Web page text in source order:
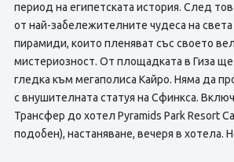
период на египетската история. След
от най-забележителните чудеса на света
пирамиди, които пленяват със своето
мистериозност. От площадката в Гиза
гледка към мегаполиса Кайро. Няма да
с внушителната статуя на Сфинкса.
Трансфер до хотел Pyramids Park Resort
подобен), настаняване, вечеря в хотела.